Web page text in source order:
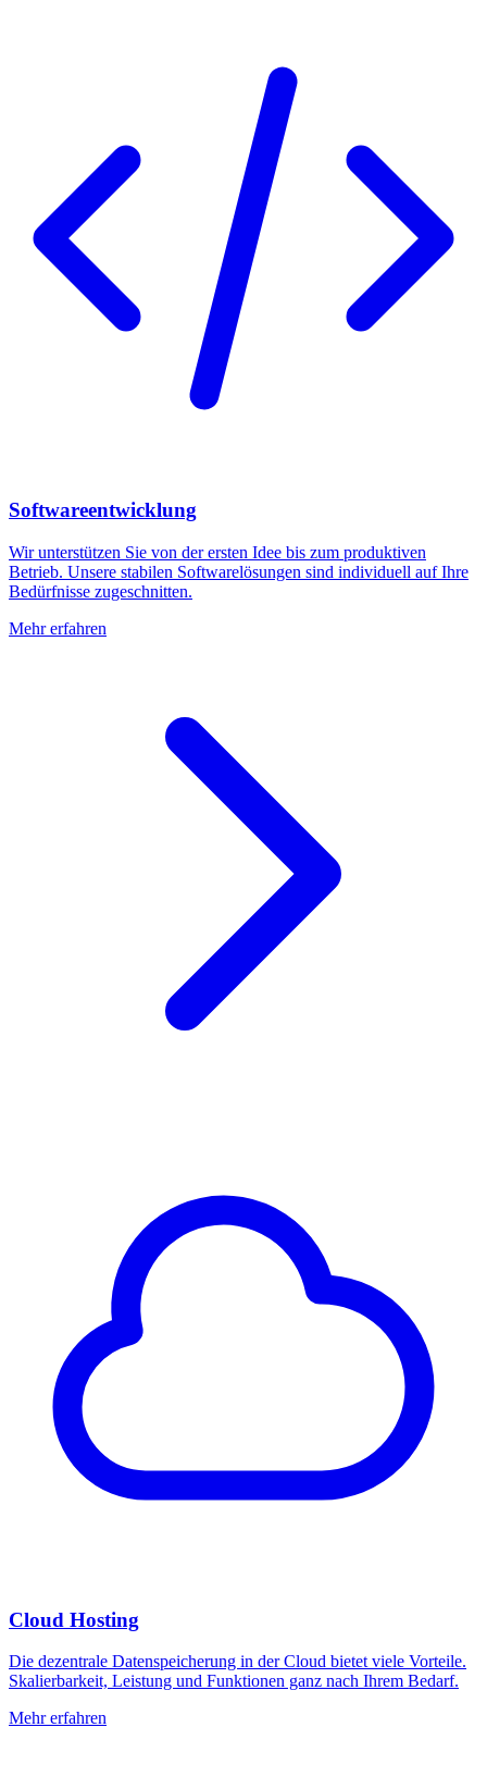
Softwareentwicklung
Wir unterstützen Sie von der ersten Idee bis zum produktiven
Betrieb. Unsere stabilen Softwarelösungen sind individuell auf Ihre
Bedürfnisse zugeschnitten.
Mehr erfahren
Cloud Hosting
Die dezentrale Datenspeicherung in der Cloud bietet viele Vorteile.
Skalierbarkeit, Leistung und Funktionen ganz nach Ihrem Bedarf.
Mehr erfahren